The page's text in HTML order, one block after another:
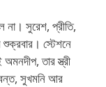
না। সুরেশ, প্রীতি,
স্টেশনে
তার স্ত্রী
সুখমনি আর